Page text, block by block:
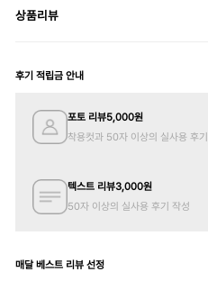
상품리뷰
후기 적립금 안내
포토 리뷰5,000원
착용컷과 50자 이상의 실사용 후기
텍스트 리뷰3,000원
50자 이상의 실사용 후기 작성
매달 베스트 리뷰 선정